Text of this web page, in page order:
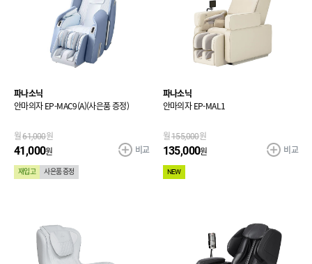
파나소닉
안마의자 EP-MAC9(A)(사은품 증정)
월61,000원
41,000원
재입고 사은품 증정
비교
파나소닉
안마의자 EP-MAL1
월155,000원
135,000원
NEW
비교